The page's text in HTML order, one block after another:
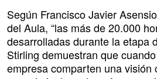
Según Francisco Javier
del Aula, “las más de 20.000
desarrolladas durante la etapa
Stirling demuestran que
empresa comparten una visión